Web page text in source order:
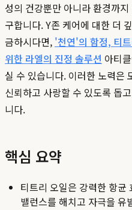
성의 건강뿐만 아니라 환경까
구합니다. Y존 케어에 대한 더
금하시다면, '천연'의 함정, 티
위한 라엘의 진정 솔루션 아티
실 수 있습니다. 이러한 노력은
신뢰하고 사랑할 수 있도록 돕
니다.
핵심 요약
티트리 오일은 강력한 항균
밸런스를 해치고 자극을 유